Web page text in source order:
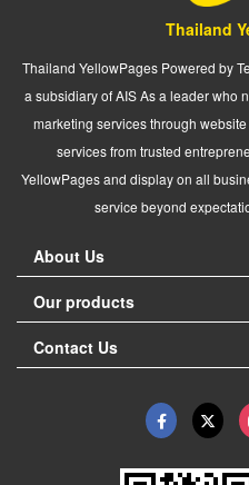
Thailand
Thailand YellowPages Powered by
a subsidiary of AIS As a leader who
marketing services through
services from trusted
YellowPages and display on all
service beyond
About Us
Our products
Contact Us